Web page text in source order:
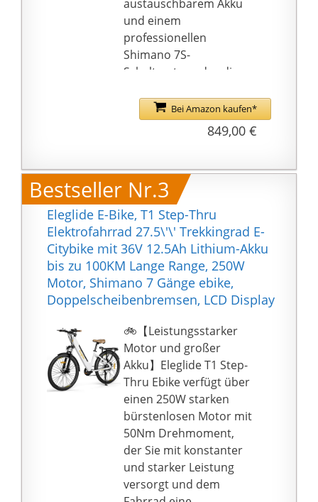
energiesparende
Reichweite erhält.
Herausnehmbarer
Akku: Mit dem
herausnehmbaren
12,5-Ah-Batterie kann
Stunden voller
Aufladung bis zu 100
Meilen erreichen.
Minimale
Betriebstemperatur
-30℃, unterstützt bis zu
3000 Lade- und
Entladevorgänge,
wodurch innerhalb von
zwei Jahren >80
{ba49e08ff2b7fff421e7e
1755e98c7dc9a8c6fc9d
a7f288a03d593898caef
b25} der
Batteriekapazität
aufrechterhalten
werden kann.
Mit dem verstellbaren
Lenker und Sitz kann
der Benutzer den
austauschbarem Akku
und einem
professionellen
Shimano 7S-
Schaltsystem, das die
unterschiedlichen
Anforderungen
anpassen kann. Und die
und der Fahrmodus
können einfach über
Parametereinstellunge
n geändert werden.
Leistungsstarkes
Energiesystem: Unser
Elektrofahrrad hat ein
bürstenloses
Antriebssystem
eingeführt, um die
Leistungsausnutzung
des Motors zu
verbessern und sein
Drehmoment und seine
Leistung zu erhöhen,
wodurch es eine
höhere
Geschwindigkeit,
Kletterfähigkeit und
energiesparende
Bei Amazon kaufen*
849,00 €
Bestseller Nr.3
Eleglide E-Bike, T1 Step-Thru
Elektrofahrrad 27.5\'\' Trekkingrad E-
Citybike mit 36V 12.5Ah Lithium-Akku
bis zu 100KM Lange Range, 250W
Motor, Shimano 7 Gänge ebike,
Doppelscheibenbremsen, LCD Display
🚲【Leistungsstarker
Motor und großer
Akku】Eleglide T1 Step-
Thru Ebike verfügt über
einen 250W starken
bürstenlosen Motor mit
50Nm Drehmoment,
der Sie mit konstanter
und starker Leistung
versorgt und dem